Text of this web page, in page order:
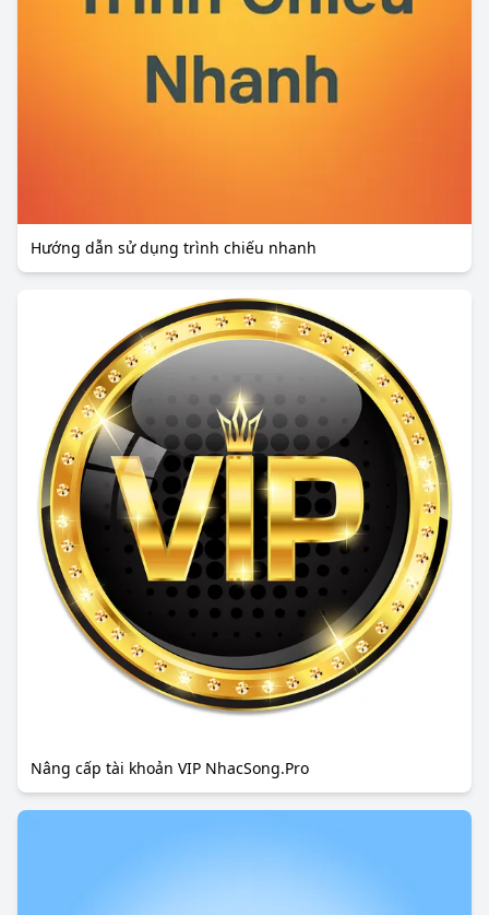
Hướng dẫn sử dụng trình chiếu nhanh
Nâng cấp tài khoản VIP NhacSong.Pro